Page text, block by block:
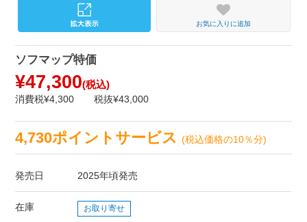
お気に入りに追加
ソフマップ特価
¥47,300(税込)
消費税¥4,300 税抜¥43,000
4,730ポイントサービス(税込価格の10％分)
発売日 2025年頃発売
在庫 お取り寄せ